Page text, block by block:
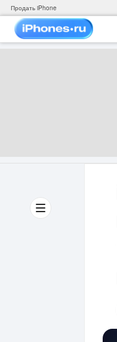
Продать iPhone